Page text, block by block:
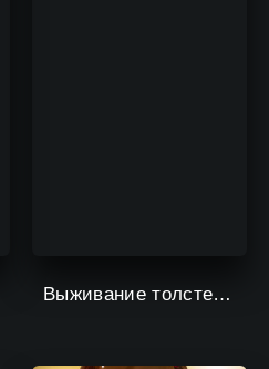
Выживание толстейших